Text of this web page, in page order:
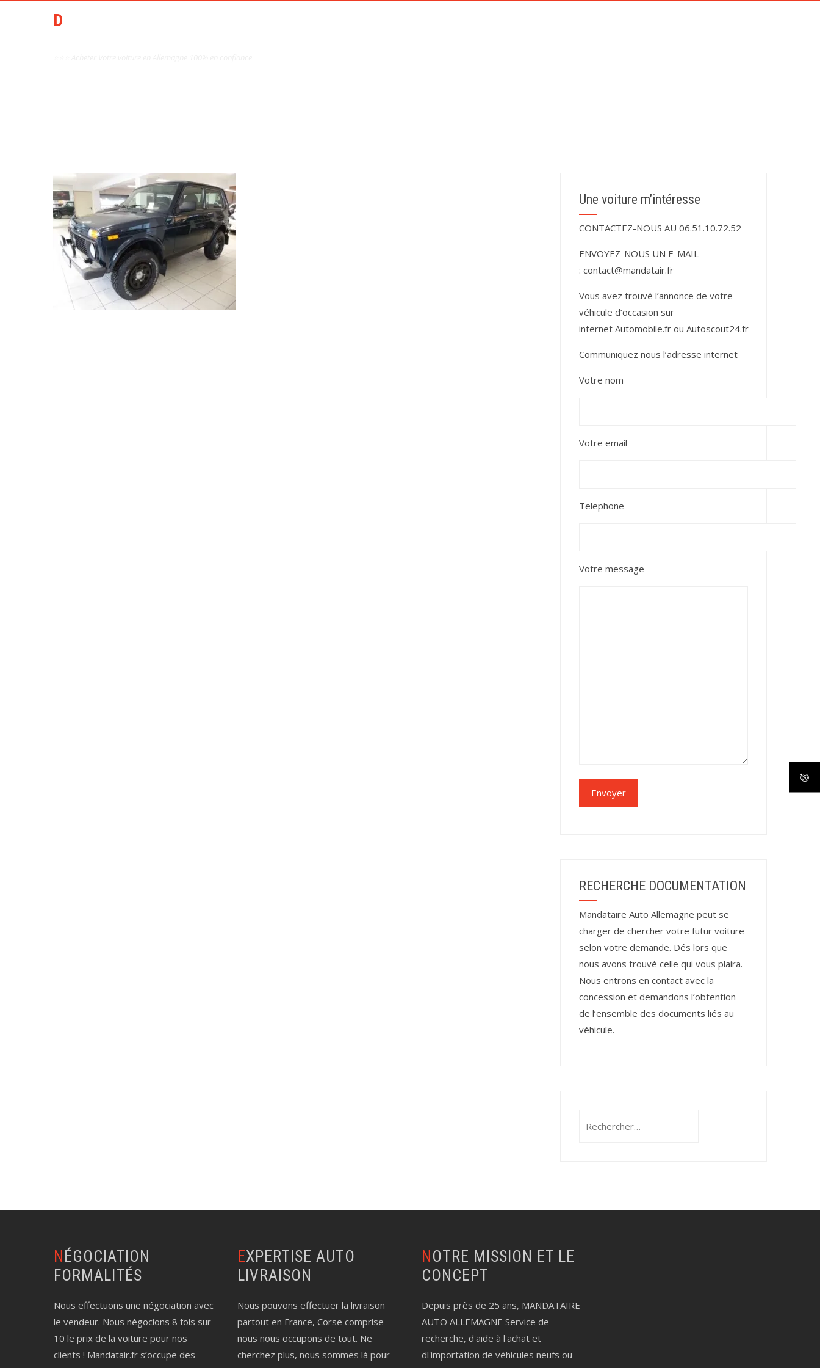
DCAI AIDE ACHAT AUTO
Une voiture m’intéresse
CONTACTEZ-NOUS AU 06.51.10.72.52
ENVOYEZ-NOUS UN E-MAIL
: contact@mandatair.fr
Vous avez trouvé l’annonce de votre
véhicule d’occasion sur
internet Automobile.frou Autoscout24.fr
Communiquez nous l’adresse internet
Votre nom
Votre email
Telephone
Votre message
RECHERCHE DOCUMENTATION
Mandataire Auto Allemagne peut se
charger de chercher votre futur voiture
selon votre demande. Dés lors que
nous avons trouvé celle qui vous plaira.
Nous entrons en contact avec la
concession et demandons l’obtention
de l’ensemble des documents liés au
véhicule.
NÉGOCIATION
FORMALITÉS
Nous effectuons une négociation avec
le vendeur. Nous négocions 8 fois sur
10 le prix de la voiture pour nos
clients ! Mandatair.fr s’occupe des
EXPERTISE AUTO
LIVRAISON
Nous pouvons effectuer la livraison
partout en France, Corse comprise
nous nous occupons de tout. Ne
cherchez plus, nous sommes là pour
NOTRE MISSION ET LE
CONCEPT
Depuis près de 25 ans, MANDATAIRE
AUTO ALLEMAGNE Service de
recherche, d'aide à l'achat et
dl'importation de véhicules neufs ou